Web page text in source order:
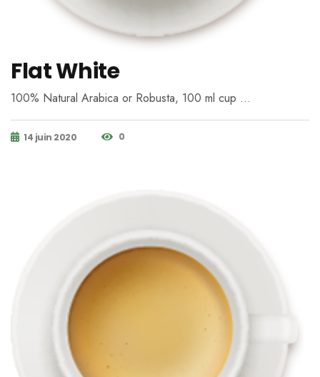
Flat White
100% Natural Arabica or Robusta, 100 ml cup …
14 juin 2020 0